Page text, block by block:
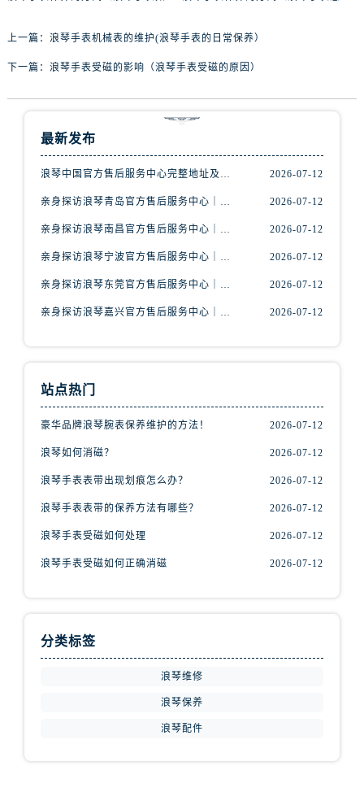
内蒙古自治区巴彦淖尔市临河区新华街浪琴售后服务中心（需提前预约）
山西省晋城市城区黄华街浪琴售后服务中心（需提前预约）
安徽省安庆市迎江区人民路浪琴售后服务中心（需提前预约）
上一篇： 浪琴手表机械表的维护(浪琴手表的日常保养）
下一篇： 浪琴手表受磁的影响（浪琴手表受磁的原因）
最新发布
浪琴中国官方售后服务中心完整地址及热线实地考察报告+多信源验证（2026年7月最新） 2026-07-12
亲身探访浪琴青岛官方售后服务中心｜最新电话及地址（2026年7月最新） 2026-07-12
亲身探访浪琴南昌官方售后服务中心｜最新电话及地址（2026年7月最新） 2026-07-12
亲身探访浪琴宁波官方售后服务中心｜网点地址及售后热线（2026年7月最新） 2026-07-12
亲身探访浪琴东莞官方售后服务中心｜地址与联系电话（2026年7月最新） 2026-07-12
亲身探访浪琴嘉兴官方售后服务中心｜热线电话与网点地址（2026年7月最新） 2026-07-12
站点热门
豪华品牌浪琴腕表保养维护的方法！ 2026-07-12
浪琴如何消磁？ 2026-07-12
浪琴手表表带出现划痕怎么办？ 2026-07-12
浪琴手表表带的保养方法有哪些？ 2026-07-12
浪琴手表受磁如何处理 2026-07-12
浪琴手表受磁如何正确消磁 2026-07-12
分类标签
浪琴维修
浪琴保养
浪琴配件